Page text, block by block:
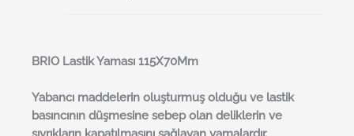
BRIO Lastik Yaması 115X70Mm
Yabancı maddelerin oluşturmuş olduğu ve lastik
basıncının düşmesine sebep olan deliklerin ve